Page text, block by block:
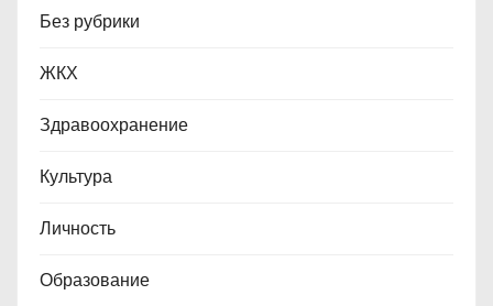
Без рубрики
ЖКХ
Здравоохранение
Культура
Личность
Образование